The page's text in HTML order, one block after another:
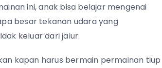
ini, anak bisa belajar mengenai
besar tekanan udara yang
keluar dari jalur.
kapan harus bermain permainan tiup